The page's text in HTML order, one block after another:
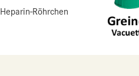
Heparin-Röhrchen